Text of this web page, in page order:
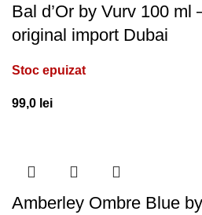
Bal d’Or by Vurv 100 ml
original import Dubai
Stoc epuizat
99,0 lei
Amberley Ombre Blue